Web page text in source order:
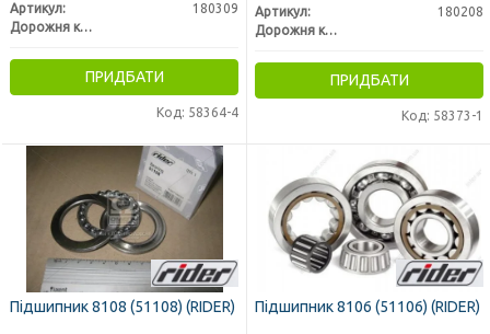
Артикул:
180309
Дорожня карта
ПРИДБАТИ
Код: 58364-4
Артикул:
180208
Дорожня карта
ПРИДБАТИ
Код: 58373-1
Підшипник 8108 (51108) (RIDER) Підшипник 8106 (51106) (RIDER)